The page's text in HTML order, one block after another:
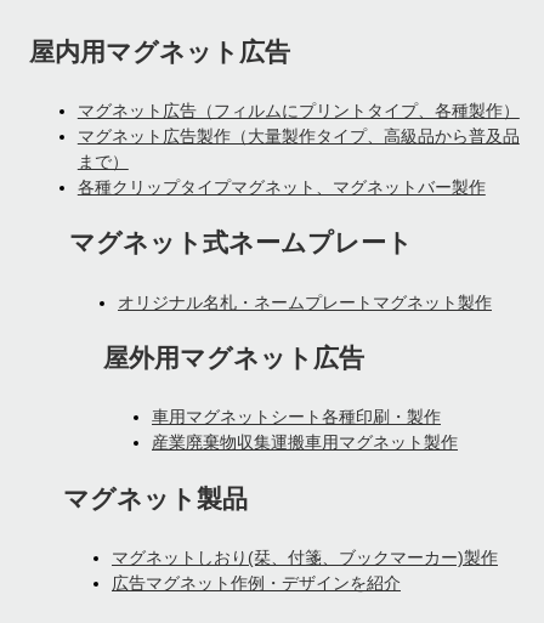
屋内用マグネット広告
マグネット広告（フィルムにプリントタイプ、各種製作）
マグネット広告製作（大量製作タイプ、高級品から普及品
まで）
各種クリップタイプマグネット、マグネットバー製作
マグネット式ネームプレート
オリジナル名札・ネームプレートマグネット製作
屋外用マグネット広告
車用マグネットシート各種印刷・製作
産業廃棄物収集運搬車用マグネット製作
マグネット製品
マグネットしおり(栞、付箋、ブックマーカー)製作
広告マグネット作例・デザインを紹介